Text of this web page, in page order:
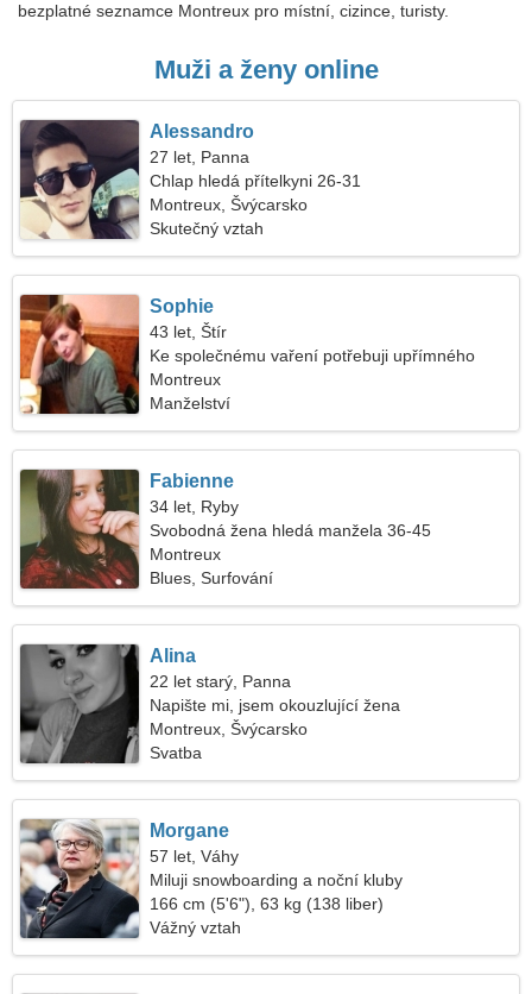
bezplatné seznamce Montreux pro místní, cizince, turisty.
Muži a ženy online
Alessandro
27 let, Panna
Chlap hledá přítelkyni 26-31
Montreux, Švýcarsko
Skutečný vztah
Sophie
43 let, Štír
Ke společnému vaření potřebuji upřímného
muže
Montreux
Manželství
Fabienne
34 let, Ryby
Svobodná žena hledá manžela 36-45
Montreux
Blues, Surfování
Alina
22 let starý, Panna
Napište mi, jsem okouzlující žena
Montreux, Švýcarsko
Svatba
Morgane
57 let, Váhy
Miluji snowboarding a noční kluby
166 cm (5'6"), 63 kg (138 liber)
Vážný vztah